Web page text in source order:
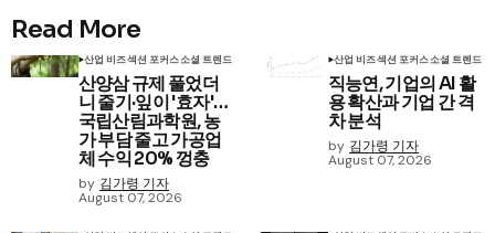
Read More
산업 비즈섹션 포커스소셜 트렌드
산양삼 규제 풀었더
니 줄기·잎이 '효자'…
국립산림과학원, 농
가 부담 줄고 가공업
체 수익 20% 껑충
by 김가령 기자
August 07, 2026
산업 비즈섹션 포커스소셜 트렌드
직능연, 기업의 AI 활
용 확산과 기업 간 격
차 분석
by 김가령 기자
August 07, 2026